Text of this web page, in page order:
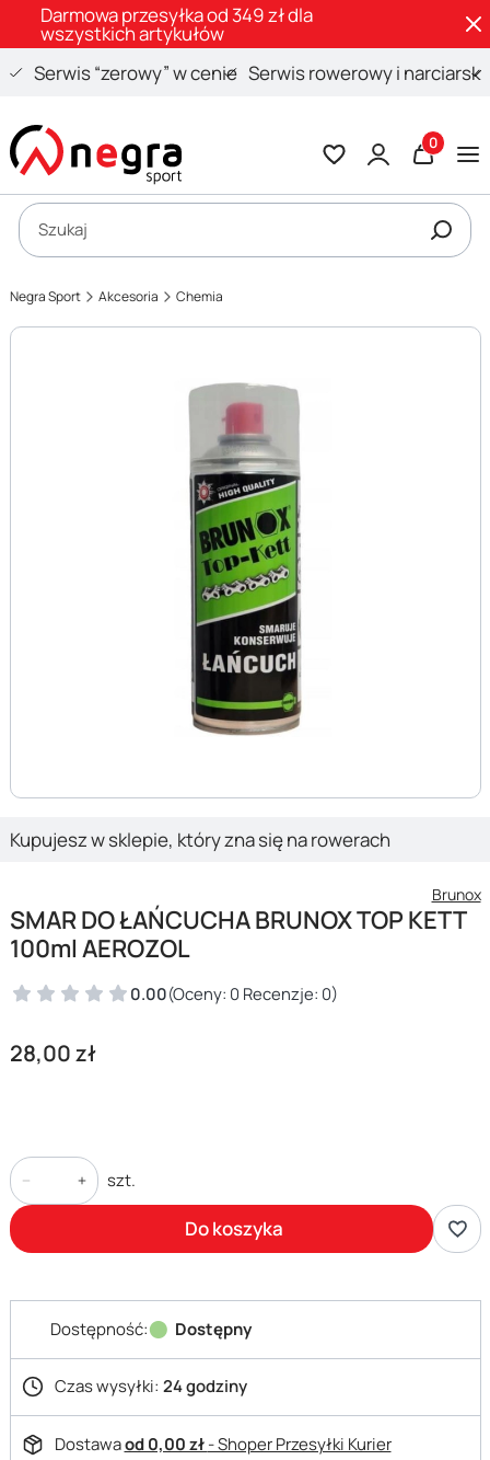
Darmowa przesyłka od 349 zł dla
wszystkich artykułów
Serwis “zerowy” w cenie Serwis rowerowy i narciarski
Otwórz wyszukiwarkę
Szukaj
Negra Sport Akcesoria Chemia
Kupujesz w sklepie, który zna się na rowerach
Brunox
SMAR DO ŁAŃCUCHA BRUNOX TOP KETT
100ml AEROZOL
0.00(Oceny: 0 Recenzje: 0)
Cena
28,00 zł
szt.
Do koszyka
Dostępność: Dostępny
Czas wysyłki: 24 godziny
Dostawaod 0,00 zł- Shoper Przesyłki Kurier